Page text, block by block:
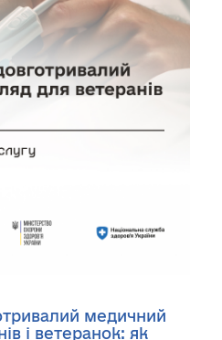
медичний
і ветеранок: як